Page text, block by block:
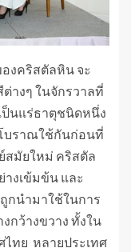
งคริสตัลหิน จะ
างๆ ในจักรวาลที่
ป็นแร่ธาตุชนิดหนึ่ง
บราณใช้กันก่อนที่
สมัยใหม่ คริสตัล
งเข้มข้น และ
กนำมาใช้ในการ
กว้างขวาง ทั้งใน
ไทย หลายประเทศ